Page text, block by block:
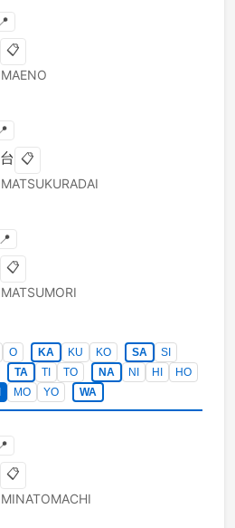
📍
📋
MAENO
📋
MATSUKURADAI
📍
📋
MATSUMORI
O KA KU KO SA
SI
TA TI TO NA NI HI
HO
MO YO WA
📋
MINATOMACHI